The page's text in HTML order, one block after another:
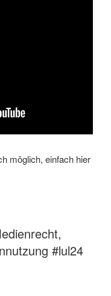
möglich, einfach hier
#lul24